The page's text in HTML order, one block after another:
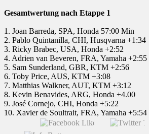
Gesamtwertung nach Etappe 1
1. Joan Barreda, SPA, Honda 57:00 Min
2. Pablo Quintanilla, CHI, Husqvarna +1:34
3. Ricky Brabec, USA, Honda +2:52
4. Adrien van Beveren, FRA, Yamaha +2:55
5. Sam Sunderland, GBR, KTM +2:56
6. Toby Price, AUS, KTM +3:08
7. Matthias Walkner, AUT, KTM +3:12
8. Kevin Benavides, ARG, Honda +4.00
9. José Cornejo, CHI, Honda +5:22
10. Xavier de Soultrait, FRA, Yamaha +5:54